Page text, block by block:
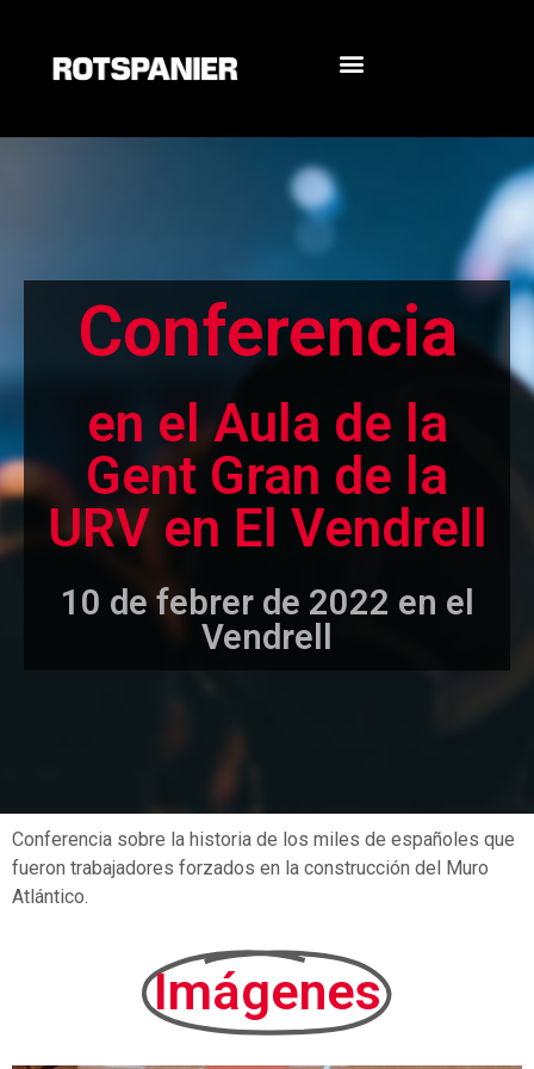
Conferencia
en el Aula de la
Gent Gran de la
URV en El Vendrell
10 de febrer de 2022 en el
Vendrell​
Conferencia sobre la historia de los miles de españoles que
fueron trabajadores forzados en la construcción del Muro
Atlántico.
Imágenes